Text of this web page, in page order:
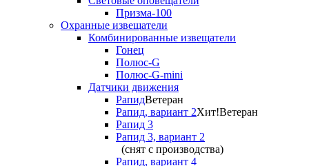
Призма-100
Охранные извещатели
Комбинированные извещатели
Гонец
Полюс-G
Полюс-G-mini
Датчики движения
РапидВетеран
Рапид, вариант 2Хит!Ветеран
Рапид 3
Рапид 3, вариант 2
(снят с производства)
Рапид, вариант 4